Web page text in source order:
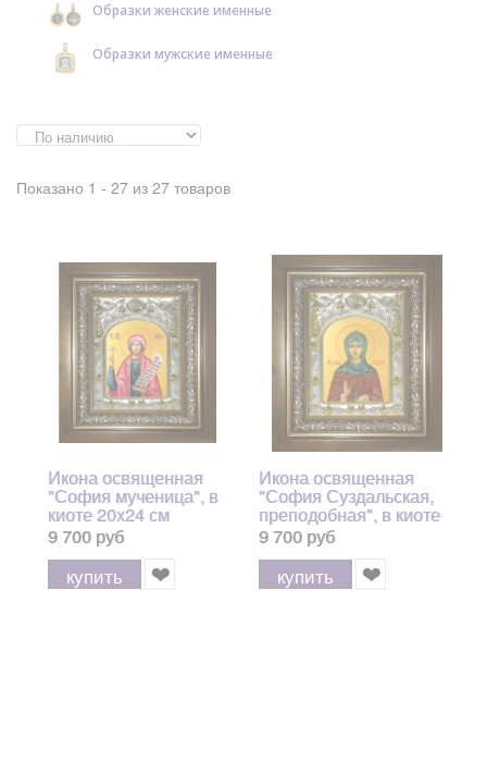
Образки женские именные
Образки мужские именные
Показано 1 - 27 из 27 товаров
Икона освященная
"София мученица", в
киоте 20x24 см
арт.246013
9 700 руб
купить
Икона освященная
"София Суздальская,
преподобная", в киоте
20x24 см
9 700 руб
купить